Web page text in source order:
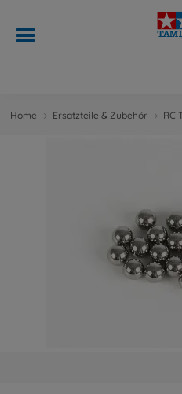
Home Ersatzteile & Zubehör RC